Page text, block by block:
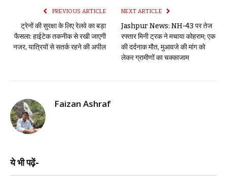
PREVIOUS ARTICLE
ट्रेनों की सुरक्षा के लिए रेलवे का बड़ा
फैसला: हाईटेक तकनीक से रखी जाएगी
नजर, यात्रियों से सतर्क रहने की अपील
NEXT ARTICLE
Jashpur News: NH-43 पर तेज
रफ्तार मिनी ट्रक ने मचाया कोहराम; एक
की दर्दनाक मौत, मुआवजे की मांग को
लेकर ग्रामीणों का चक्काजाम
Faizan Ashraf
ये भी पढ़ें-